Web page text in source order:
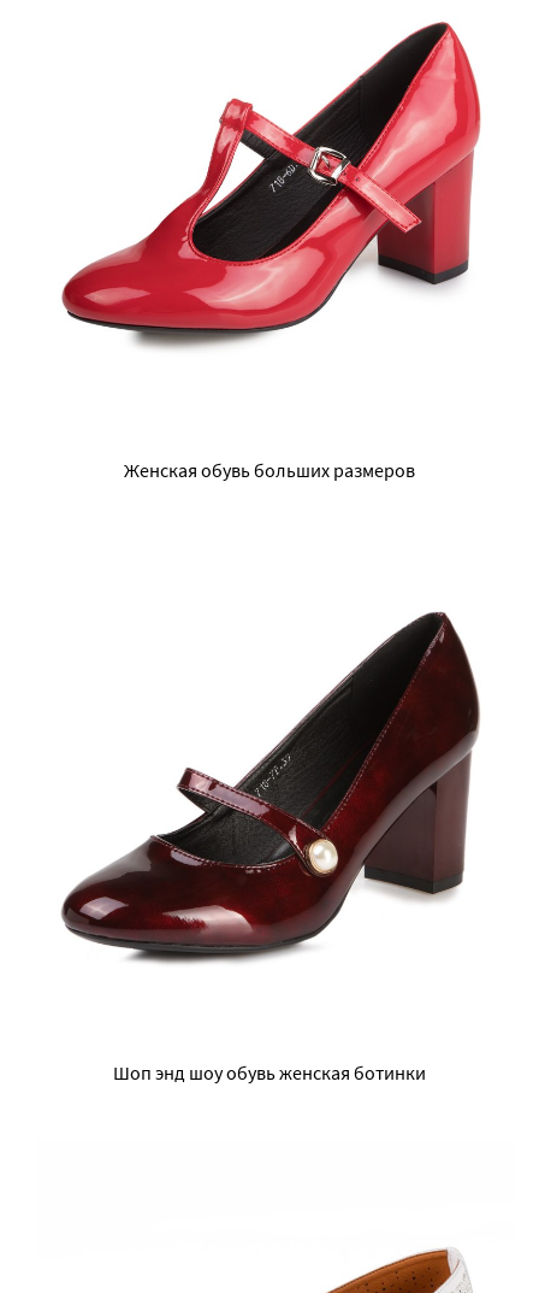
Женская обувь больших размеров
Шоп энд шоу обувь женская ботинки